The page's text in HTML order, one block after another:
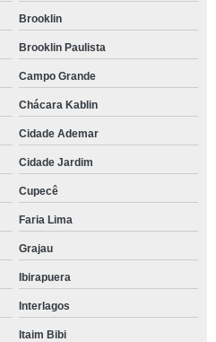
Brooklin
Brooklin Paulista
Campo Grande
Chácara Kablin
Cidade Ademar
Cidade Jardim
Cupecê
Faria Lima
Grajau
Ibirapuera
Interlagos
Itaim Bibi